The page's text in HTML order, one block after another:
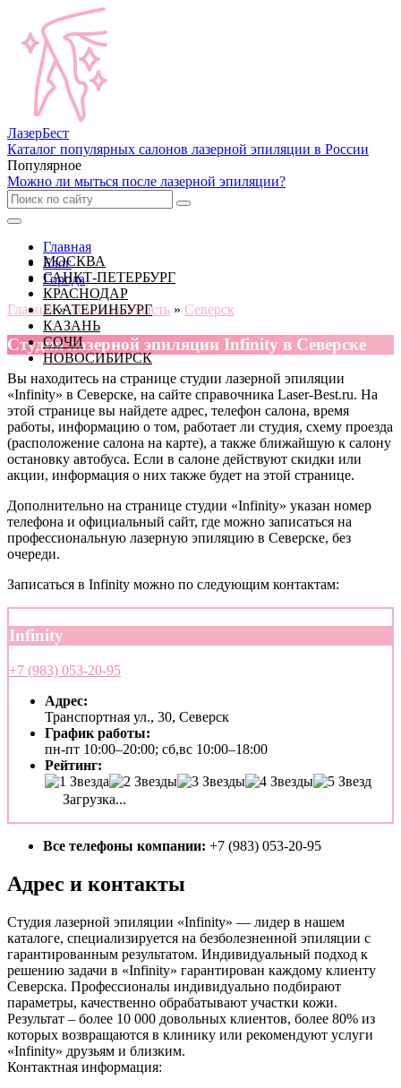
ЛазерБест
Каталог популярных салонов лазерной эпиляции в России
Популярное
Можно ли мыться после лазерной эпиляции?
МОСКВА
САНКТ-ПЕТЕРБУРГ
КРАСНОДАР
ЕКАТЕРИНБУРГ
КАЗАНЬ
СОЧИ
НОВОСИБИРСК
Главная
Блог
Города
Главная » Томская область » Северск
Cтудия лазерной эпиляции Infinity в Северске
Вы находитесь на странице студии лазерной эпиляции
«Infinity» в Северске, на сайте справочника Laser-Best.ru. На
этой странице вы найдете адрес, телефон салона, время
работы, информацию о том, работает ли студия, схему проезда
(расположение салона на карте), а также ближайшую к салону
остановку автобуса. Если в салоне действуют скидки или
акции, информация о них также будет на этой странице.
Дополнительно на странице студии «Infinity» указан номер
телефона и официальный сайт, где можно записаться на
профессиональную лазерную эпиляцию в Северске, без
очереди.
Записаться в Infinity можно по следующим контактам:
Infinity
+7 (983) 053-20-95
Адрес:
Транспортная ул., 30, Северск
График работы:
пн-пт 10:00–20:00; сб,вс 10:00–18:00
Рейтинг:
Загрузка...
Все телефоны компании: +7 (983) 053-20-95
Адрес и контакты
Студия лазерной эпиляции «Infinity» — лидер в нашем
каталоге, специализируется на безболезненной эпиляции с
гарантированным результатом. Индивидуальный подход к
решению задачи в «Infinity» гарантирован каждому клиенту
Северска. Профессионалы индивидуально подбирают
параметры, качественно обрабатывают участки кожи.
Результат – более 10 000 довольных клиентов, более 80% из
которых возвращаются в клинику или рекомендуют услуги
«Infinity» друзьям и близким.
Контактная информация: